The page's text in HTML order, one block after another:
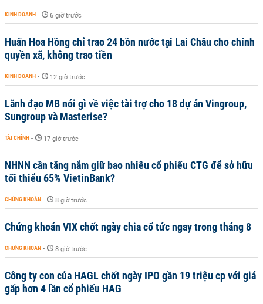
KINH DOANH - 6 giờ trước
Huấn Hoa Hồng chỉ trao 24 bồn nước tại Lai Châu cho chính
quyền xã, không trao tiền
KINH DOANH - 12 giờ trước
Lãnh đạo MB nói gì về việc tài trợ cho 18 dự án Vingroup,
Sungroup và Masterise?
TÀI CHÍNH - 17 giờ trước
NHNN cần tăng nắm giữ bao nhiêu cổ phiếu CTG để sở hữu
tối thiểu 65% VietinBank?
CHỨNG KHOÁN - 8 giờ trước
Chứng khoán VIX chốt ngày chia cổ tức ngay trong tháng 8
CHỨNG KHOÁN - 8 giờ trước
Công ty con của HAGL chốt ngày IPO gần 19 triệu cp với giá
gấp hơn 4 lần cổ phiếu HAG